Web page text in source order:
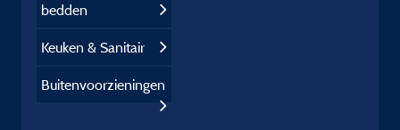
bedden
Keuken & Sanitair
Buitenvoorzieningen